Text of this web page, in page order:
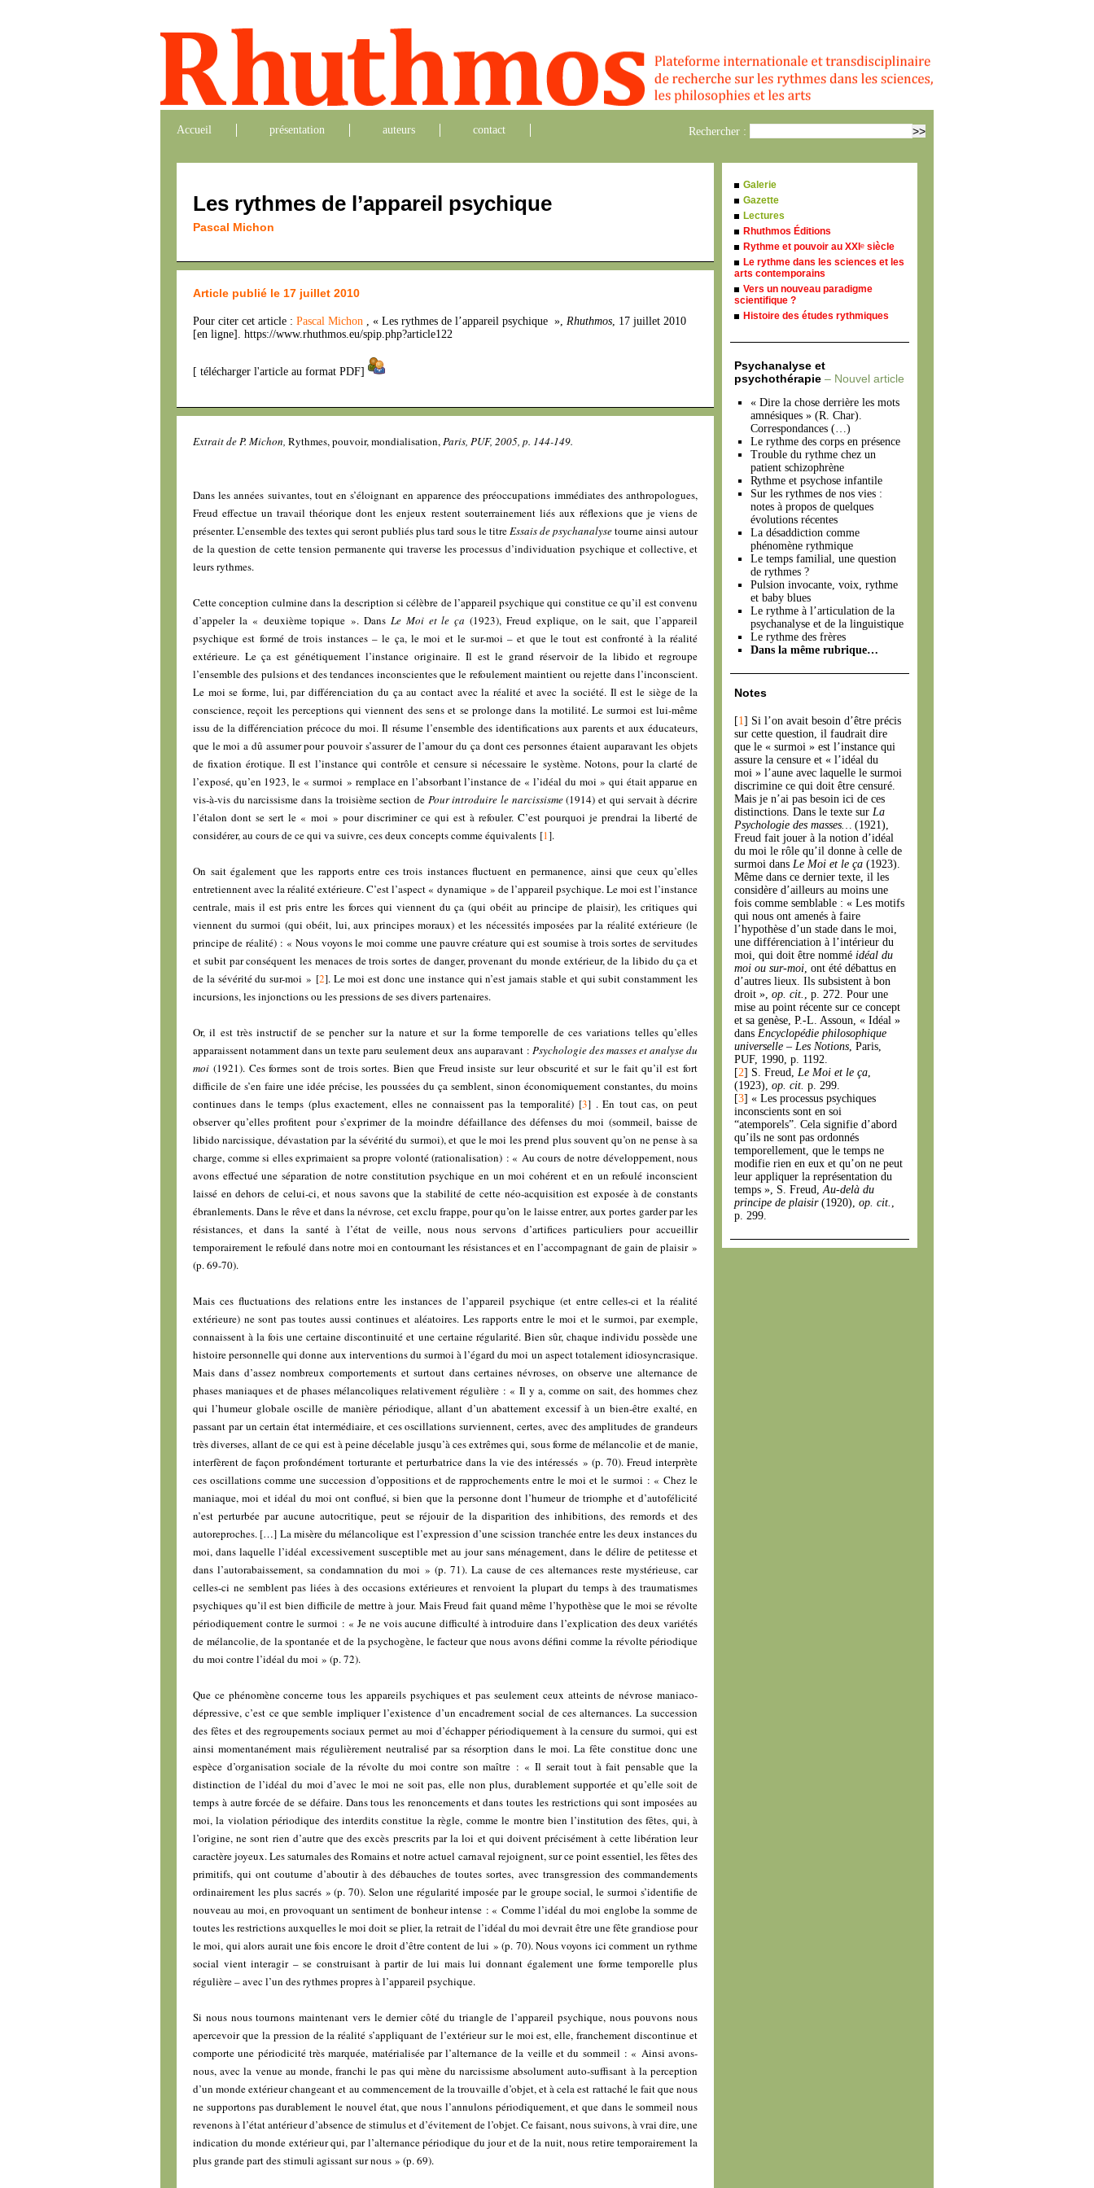
Accueil présentation auteurs contact Rechercher :
Les rythmes de l’appareil psychique
Pascal Michon
Article publié le 17 juillet 2010
Pour citer cet article : Pascal Michon , « Les rythmes de l’appareil psychique », Rhuthmos, 17 juillet 2010
[en ligne]. https://www.rhuthmos.eu/spip.php?article122
[ télécharger l'article au format PDF]
Extrait de P. Michon, Rythmes, pouvoir, mondialisation,Paris, PUF, 2005, p. 144-149.
Dans les années suivantes, tout en s’éloignant en apparence des préoccupations immédiates des anthropologues,
Freud effectue un travail théorique dont les enjeux restent souterrainement liés aux réflexions que je viens de
présenter. L’ensemble des textes qui seront publiés plus tard sous le titreEssais de psychanalysetourne ainsi autour
de la question de cette tension permanente qui traverse les processus d’individuation psychique et collective, et
leurs rythmes.
Cette conception culmine dans la description si célèbre de l’appareil psychique qui constitue ce qu’il est convenu
d’appeler la « deuxième topique ». Dans Le Moi et le ça(1923), Freud explique, on le sait, que l’appareil
psychique est formé de trois instances – le ça, le moi et le sur-moi – et que le tout est confronté à la réalité
extérieure. Le ça est génétiquement l’instance originaire. Il est le grand réservoir de la libido et regroupe
l’ensemble des pulsions et des tendances inconscientes que le refoulement maintient ou rejette dans l’inconscient.
Le moi se forme, lui, par différenciation du ça au contact avec la réalité et avec la société. Il est le siège de la
conscience, reçoit les perceptions qui viennent des sens et se prolonge dans la motilité. Le surmoi est lui-même
issu de la différenciation précoce du moi. Il résume l’ensemble des identifications aux parents et aux éducateurs,
que le moi a dû assumer pour pouvoir s’assurer de l’amour du ça dont ces personnes étaient auparavant les objets
de fixation érotique. Il est l’instance qui contrôle et censure si nécessaire le système. Notons, pour la clarté de
l’exposé, qu’en 1923, le « surmoi » remplace en l’absorbant l’instance de « l’idéal du moi » qui était apparue en
vis-à-vis du narcissisme dans la troisième section de Pour introduire le narcissisme(1914) et qui servait à décrire
l’étalon dont se sert le « moi » pour discriminer ce qui est à refouler. C’est pourquoi je prendrai la liberté de
considérer, au cours de ce qui va suivre, ces deux concepts comme équivalents [1].
On sait également que les rapports entre ces trois instances fluctuent en permanence, ainsi que ceux qu’elles
entretiennent avec la réalité extérieure. C’est l’aspect « dynamique » de l’appareil psychique. Le moi est l’instance
centrale, mais il est pris entre les forces qui viennent du ça (qui obéit au principe de plaisir), les critiques qui
viennent du surmoi (qui obéit, lui, aux principes moraux) et les nécessités imposées par la réalité extérieure (le
principe de réalité) : « Nous voyons le moi comme une pauvre créature qui est soumise à trois sortes de servitudes
et subit par conséquent les menaces de trois sortes de danger, provenant du monde extérieur, de la libido du ça et
de la sévérité du sur-moi » [2]. Le moi est donc une instance qui n’est jamais stable et qui subit constamment les
incursions, les injonctions ou les pressions de ses divers partenaires.
Or, il est très instructif de se pencher sur la nature et sur la forme temporelle de ces variations telles qu’elles
apparaissent notamment dans un texte paru seulement deux ans auparavant : Psychologie des masses et analyse du
moi (1921). Ces formes sont de trois sortes. Bien que Freud insiste sur leur obscurité et sur le fait qu’il est fort
difficile de s’en faire une idée précise, les poussées du ça semblent, sinon économiquement constantes, du moins
continues dans le temps (plus exactement, elles ne connaissent pas la temporalité)[3] . En tout cas, on peut
observer qu’elles profitent pour s’exprimer de la moindre défaillance des défenses du moi (sommeil, baisse de
libido narcissique, dévastation par la sévérité du surmoi), et que le moi les prend plus souvent qu’on ne pense à sa
charge, comme si elles exprimaient sa propre volonté (rationalisation) : « Au cours de notre développement, nous
avons effectué une séparation de notre constitution psychique en un moi cohérent et en un refoulé inconscient
laissé en dehors de celui-ci, et nous savons que la stabilité de cette néo-acquisition est exposée à de constants
ébranlements. Dans le rêve et dans la névrose, cet exclu frappe, pour qu’on le laisse entrer, aux portes garder par les
résistances, et dans la santé à l’état de veille, nous nous servons d’artifices particuliers pour accueillir
temporairement le refoulé dans notre moi en contournant les résistances et en l’accompagnant de gain de plaisir »
(p. 69-70).
Mais ces fluctuations des relations entre les instances de l’appareil psychique (et entre celles-ci et la réalité
extérieure) ne sont pas toutes aussi continues et aléatoires. Les rapports entre le moi et le surmoi, par exemple,
connaissent à la fois une certaine discontinuité et une certaine régularité. Bien sûr, chaque individu possède une
histoire personnelle qui donne aux interventions du surmoi à l’égard du moi un aspect totalement idiosyncrasique.
Mais dans d’assez nombreux comportements et surtout dans certaines névroses, on observe une alternance de
phases maniaques et de phases mélancoliques relativement régulière : « Il y a, comme on sait, des hommes chez
qui l’humeur globale oscille de manière périodique, allant d’un abattement excessif à un bien-être exalté, en
passant par un certain état intermédiaire, et ces oscillations surviennent, certes, avec des amplitudes de grandeurs
très diverses, allant de ce qui est à peine décelable jusqu’à ces extrêmes qui, sous forme de mélancolie et de manie,
interfèrent de façon profondément torturante et perturbatrice dans la vie des intéressés » (p. 70). Freud interprète
ces oscillations comme une succession d’oppositions et de rapprochements entre le moi et le surmoi : « Chez le
maniaque, moi et idéal du moi ont conflué, si bien que la personne dont l’humeur de triomphe et d’autofélicité
n’est perturbée par aucune autocritique, peut se réjouir de la disparition des inhibitions, des remords et des
autoreproches. […] La misère du mélancolique est l’expression d’une scission tranchée entre les deux instances du
moi, dans laquelle l’idéal excessivement susceptible met au jour sans ménagement, dans le délire de petitesse et
dans l’autorabaissement, sa condamnation du moi » (p. 71). La cause de ces alternances reste mystérieuse, car
celles-ci ne semblent pas liées à des occasions extérieures et renvoient la plupart du temps à des traumatismes
psychiques qu’il est bien difficile de mettre à jour. Mais Freud fait quand même l’hypothèse que le moi se révolte
périodiquement contre le surmoi : « Je ne vois aucune difficulté à introduire dans l’explication des deux variétés
de mélancolie, de la spontanée et de la psychogène, le facteur que nous avons défini comme la révolte périodique
du moi contre l’idéal du moi » (p. 72).
Que ce phénomène concerne tous les appareils psychiques et pas seulement ceux atteints de névrose maniaco-
dépressive, c’est ce que semble impliquer l’existence d’un encadrement social de ces alternances. La succession
des fêtes et des regroupements sociaux permet au moi d’échapper périodiquement à la censure du surmoi, qui est
ainsi momentanément mais régulièrement neutralisé par sa résorption dans le moi. La fête constitue donc une
espèce d’organisation sociale de la révolte du moi contre son maître : « Il serait tout à fait pensable que la
distinction de l’idéal du moi d’avec le moi ne soit pas, elle non plus, durablement supportée et qu’elle soit de
temps à autre forcée de se défaire. Dans tous les renoncements et dans toutes les restrictions qui sont imposées au
moi, la violation périodique des interdits constitue la règle, comme le montre bien l’institution des fêtes, qui, à
l’origine, ne sont rien d’autre que des excès prescrits par la loi et qui doivent précisément à cette libération leur
caractère joyeux. Les saturnales des Romains et notre actuel carnaval rejoignent, sur ce point essentiel, les fêtes des
primitifs, qui ont coutume d’aboutir à des débauches de toutes sortes, avec transgression des commandements
ordinairement les plus sacrés » (p. 70). Selon une régularité imposée par le groupe social, le surmoi s’identifie de
nouveau au moi, en provoquant un sentiment de bonheur intense : « Comme l’idéal du moi englobe la somme de
toutes les restrictions auxquelles le moi doit se plier, la retrait de l’idéal du moi devrait être une fête grandiose pour
le moi, qui alors aurait une fois encore le droit d’être content de lui » (p. 70). Nous voyons ici comment un rythme
social vient interagir – se construisant à partir de lui mais lui donnant également une forme temporelle plus
régulière – avec l’un des rythmes propres à l’appareil psychique.
Si nous nous tournons maintenant vers le dernier côté du triangle de l’appareil psychique, nous pouvons nous
apercevoir que la pression de la réalité s’appliquant de l’extérieur sur le moi est, elle, franchement discontinue et
comporte une périodicité très marquée, matérialisée par l’alternance de la veille et du sommeil : « Ainsi avons-
nous, avec la venue au monde, franchi le pas qui mène du narcissisme absolument auto-suffisant à la perception
d’un monde extérieur changeant et au commencement de la trouvaille d’objet, et à cela est rattaché le fait que nous
ne supportons pas durablement le nouvel état, que nous l’annulons périodiquement, et que dans le sommeil nous
revenons à l’état antérieur d’absence de stimulus et d’évitement de l’objet. Ce faisant, nous suivons, à vrai dire, une
indication du monde extérieur qui, par l’alternance périodique du jour et de la nuit, nous retire temporairement la
plus grande part des stimuli agissant sur nous » (p. 69).
Galerie
Gazette
Lectures
Rhuthmos Éditions
Rythme et pouvoir au XXI e siècle
Le rythme dans les sciences et les
arts contemporains
Vers un nouveau paradigme
scientifique ?
Histoire des études rythmiques
Psychanalyse et
psychothérapie – Nouvel article
« Dire la chose derrière les mots
amnésiques » (R. Char).
Correspondances (…)
Le rythme des corps en présence
Trouble du rythme chez un
patient schizophrène
Rythme et psychose infantile
Sur les rythmes de nos vies :
notes à propos de quelques
évolutions récentes
La désaddiction comme
phénomène rythmique
Le temps familial, une question
de rythmes ?
Pulsion invocante, voix, rythme
et baby blues
Le rythme à l’articulation de la
psychanalyse et de la linguistique
Le rythme des frères
Dans la même rubrique…
Notes
[1] Si l’on avait besoin d’être précis
sur cette question, il faudrait dire
que le « surmoi » est l’instance qui
assure la censure et « l’idéal du
moi » l’aune avec laquelle le surmoi
discrimine ce qui doit être censuré.
Mais je n’ai pas besoin ici de ces
distinctions. Dans le texte sur La
Psychologie des masses… (1921),
Freud fait jouer à la notion d’idéal
du moi le rôle qu’il donne à celle de
surmoi dans Le Moi et le ça (1923).
Même dans ce dernier texte, il les
considère d’ailleurs au moins une
fois comme semblable : « Les motifs
qui nous ont amenés à faire
l’hypothèse d’un stade dans le moi,
une différenciation à l’intérieur du
moi, qui doit être nommé idéal du
moi ou sur-moi, ont été débattus en
d’autres lieux. Ils subsistent à bon
droit », op. cit. , p. 272. Pour une
mise au point récente sur ce concept
et sa genèse, P.-L. Assoun, « Idéal »
dans Encyclopédie philosophique
universelle – Les Notions, Paris,
PUF, 1990, p. 1192.
[2] S. Freud, Le Moi et le ça,
(1923), op. cit. p. 299.
[3] « Les processus psychiques
inconscients sont en soi
“atemporels”. Cela signifie d’abord
qu’ils ne sont pas ordonnés
temporellement, que le temps ne
modifie rien en eux et qu’on ne peut
leur appliquer la représentation du
temps », S. Freud,Au-delà du
principe de plaisir (1920), op. cit. ,
p. 299.